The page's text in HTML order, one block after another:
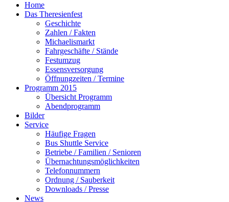
Home
Das Theresienfest
Geschichte
Zahlen / Fakten
Michaelismarkt
Fahrgeschäfte / Stände
Festumzug
Essensversorgung
Öffnungzeiten / Termine
Programm 2015
Übersicht Programm
Abendprogramm
Bilder
Service
Häufige Fragen
Bus Shuttle Service
Betriebe / Familien / Senioren
Übernachtungsmöglichkeiten
Telefonnummern
Ordnung / Sauberkeit
Downloads / Presse
News